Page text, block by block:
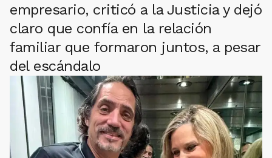
empresario, criticó a la Justicia y dejó
claro que confía en la relación
familiar que formaron juntos, a pesar
del escándalo